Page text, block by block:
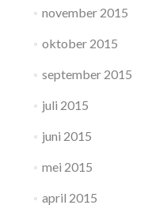
november 2015
oktober 2015
september 2015
juli 2015
juni 2015
mei 2015
april 2015